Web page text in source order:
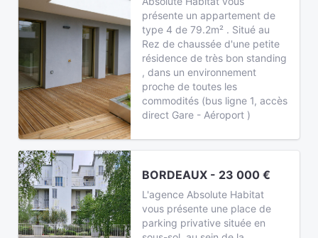
présente un appartement de
type 4 de 79.2m² . Situé au
Rez de chaussée d'une petite
résidence de très bon standing
, dans un environnement
proche de toutes les
commodités (bus ligne 1, accès
direct Gare - Aéroport )
BORDEAUX - 23 000 €
L'agence Absolute Habitat
vous présente une place de
parking privative située en